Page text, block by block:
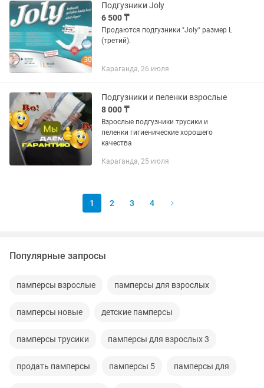
Подгузники Joly
6 500 ₸
Продаются подгузники "Joly" размер L
(третий).
Караганда, 26 июля
Подгузники и пеленки взрослые
8 000 ₸
Взрослые подгузники трусики и
пеленки гигиенические хорошего
качества
Караганда, 25 июля
1 2 3 4
Популярные запросы
памперсы взрослые памперсы для взрослых
памперсы новые детские памперсы
памперсы трусики памперсы для взрослых 3
продать памперсы памперсы 5 памперсы для